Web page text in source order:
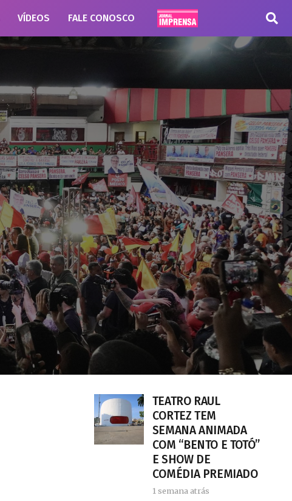
VÍDEOS FALE CONOSCO
TEATRO RAUL
CORTEZ TEM
SEMANA ANIMADA
COM “BENTO E TOTÓ”
E SHOW DE
COMÉDIA PREMIADO
1 semana atrás